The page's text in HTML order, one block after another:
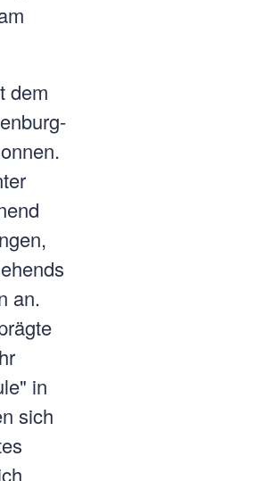
dem
an.
in
sich